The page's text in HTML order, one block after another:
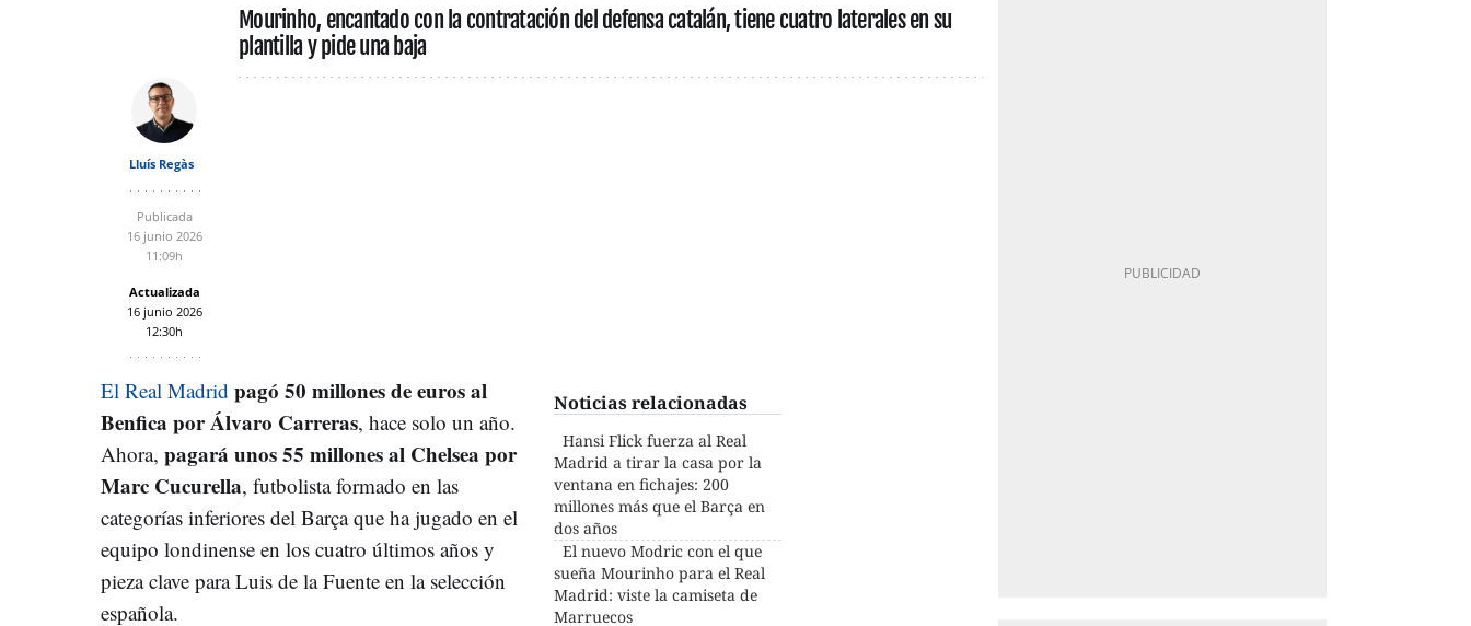
Mourinho, encantado con la contratación del defensa catalán, tiene cuatro laterales en su
plantilla y pide una baja
Lluís Regàs
Publicada
16 junio 2026
11:09h
Actualizada
16 junio 2026
12:30h
Noticias relacionadas
Hansi Flick fuerza al Real
Madrid a tirar la casa por la
ventana en fichajes: 200
millones más que el Barça en
dos años
El nuevo Modric con el que
sueña Mourinho para el Real
Madrid: viste la camiseta de
Marruecos
El Real Madrid pagó 50 millones de euros al
Benfica por Álvaro Carreras, hace solo un año.
Ahora, pagará unos 55 millones al Chelsea por
Marc Cucurella, futbolista formado en las
categorías inferiores del Barça que ha jugado en el
equipo londinense en los cuatro últimos años y
pieza clave para Luis de la Fuente en la selección
española.